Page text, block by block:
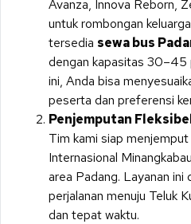
Avanza, Innova Reborn,
untuk rombongan
tersedia sewa bus
dengan kapasitas 30–45
ini, Anda bisa
peserta dan preferensi
Penjemputan
Tim kami siap
Internasional
area Padang. Layanan
perjalanan menuju Teluk
dan tepat waktu.